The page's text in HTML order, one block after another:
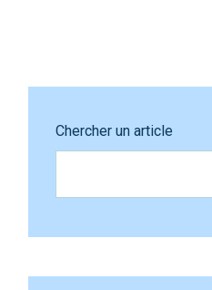
Chercher un article